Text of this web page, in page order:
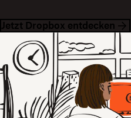
Jetzt Dropbox entdecken